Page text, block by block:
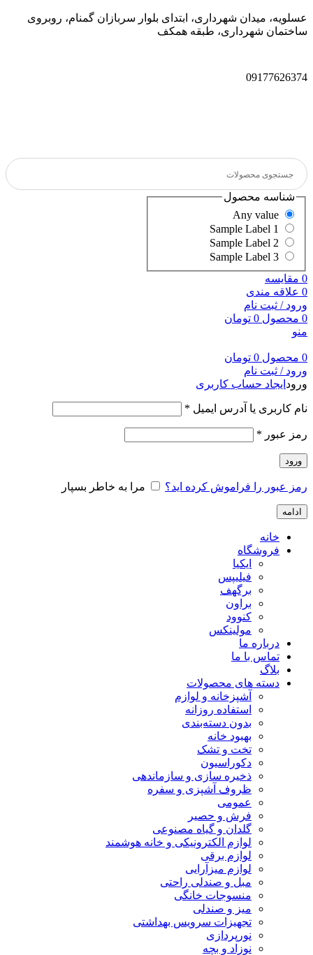
عسلویه، میدان شهرداری، ابتدای بلوار سربازان گمنام، روبروی
ساختمان شهرداری، طبقه همکف
09177626374
شناسه محصول
0 مقایسه
0 علاقه مندی
ورود / ثبت نام
0 محصول 0 تومان
منو
0 محصول 0 تومان
ورود / ثبت نام
ورود ایجاد حساب کاربری
نام کاربری یا آدرس ایمیل *
رمز عبور *
ورود
رمز عبور را فراموش کرده اید؟ مرا به خاطر بسپار
ادامه
خانه
فروشگاه
ایکیا
فیلیپس
برگهف
براون
کنوود
مولینکس
درباره ما
تماس با ما
بلاگ
دسته های محصولات
آشپزخانه و لوازم
استفاده روزانه
بدون دسته‌بندی
بهبود خانه
تخت و تشک
دکوراسیون
ذخیره سازی و سازماندهی
ظروف آشپزی و سفره
عمومی
فرش و حصیر
گلدان و گیاه مصنوعی
لوازم الکترونیکی و خانه هوشمند
لوازم برقی
لوازم میزآرایی
مبل و صندلی راحتی
منسوجات خانگی
میز و صندلی
تجهیزات سرویس بهداشتی
نورپردازی
نوزاد و بچه